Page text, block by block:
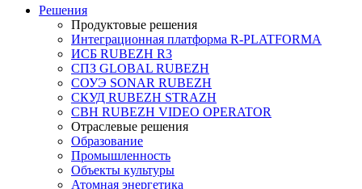
Решения
Продуктовые решения
Интеграционная платформа R-PLATFORMA
ИСБ RUBEZH R3
СПЗ GLOBAL RUBEZH
СОУЭ SONAR RUBEZH
СКУД RUBEZH STRAZH
СВН RUBEZH VIDEO OPERATOR
Отраслевые решения
Образование
Промышленность
Объекты культуры
Атомная энергетика